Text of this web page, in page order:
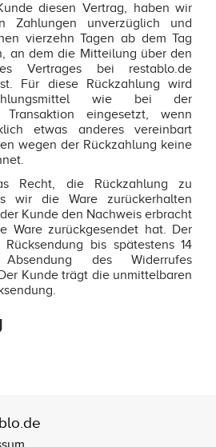
diesen Vertrag, haben wir
Zahlungen unverzüglich und
vierzehn Tagen ab dem Tag
an dem die Mitteilung über den
Vertrages bei restablo.de
Für diese Rückzahlung wird
wie bei der
Transaktion eingesetzt, wenn
etwas anderes vereinbart
wegen der Rückzahlung keine
Recht, die Rückzahlung zu
wir die Ware zurückerhalten
Kunde den Nachweis erbracht
Ware zurückgesendet hat. Der
bis spätestens 14
des Widerrufes
Kunde trägt die unmittelbaren